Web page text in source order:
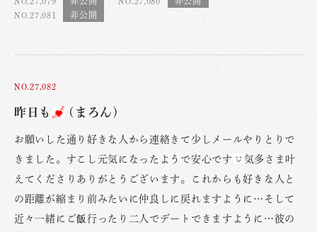
NO.27,081
NO.27,082
昨日も (まろん)
お願いした通り好きな人から連絡きて少しメールやりとりで
きました。すこし元気になったようで安心です
気多さま叶
えてくださりありがとうございます。これからも好きな人と
の距離が縮まり前みたいに仲良しに戻れますように…そして
近々一緒にご飯行ったり二人でデートできますように…彼の